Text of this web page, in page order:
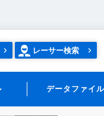
レーサー検索
データファイル